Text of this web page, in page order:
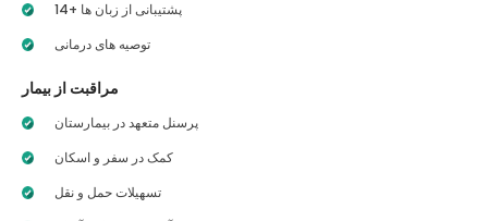
14+ پشتیبانی از زبان ها
توصیه های درمانی
مراقبت از بیمار
پرسنل متعهد در بیمارستان
کمک در سفر و اسکان
تسهیلات حمل و نقل